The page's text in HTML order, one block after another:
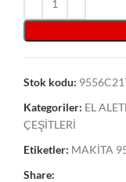
Stok kodu:
Kategoriler: EL
ÇEŞİTLERİ
Etiketler: MAKİTA
Share: